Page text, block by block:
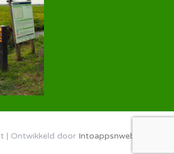
| Ontwikkeld door Intoappsnwebs